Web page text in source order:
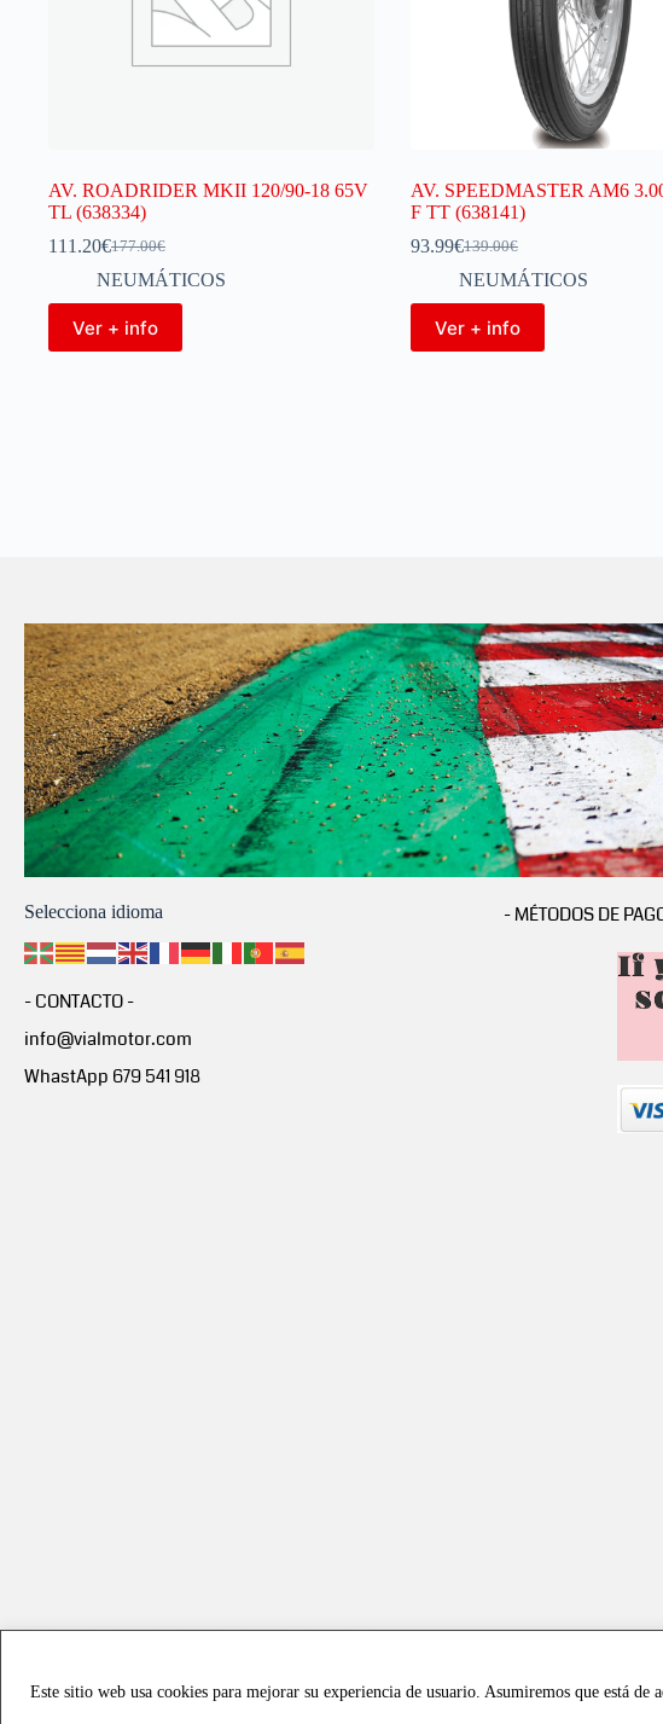
Este sitio web usa cookies para mejorar su experiencia de usuario. Asumiremos que está de
AV. ROADRIDER MKII 120/90-18 65V
TL (638334)
177.00€
111.20€
NEUMÁTICOS
Ver + info
AV. SPEEDMASTER AM6
F TT (638141)
139.00€
93.99€
NEUMÁTICOS
Ver + info
Selecciona idioma
- CONTACTO -
info@vialmotor.com
WhastApp 679 541 918
- MÉTODOS DE